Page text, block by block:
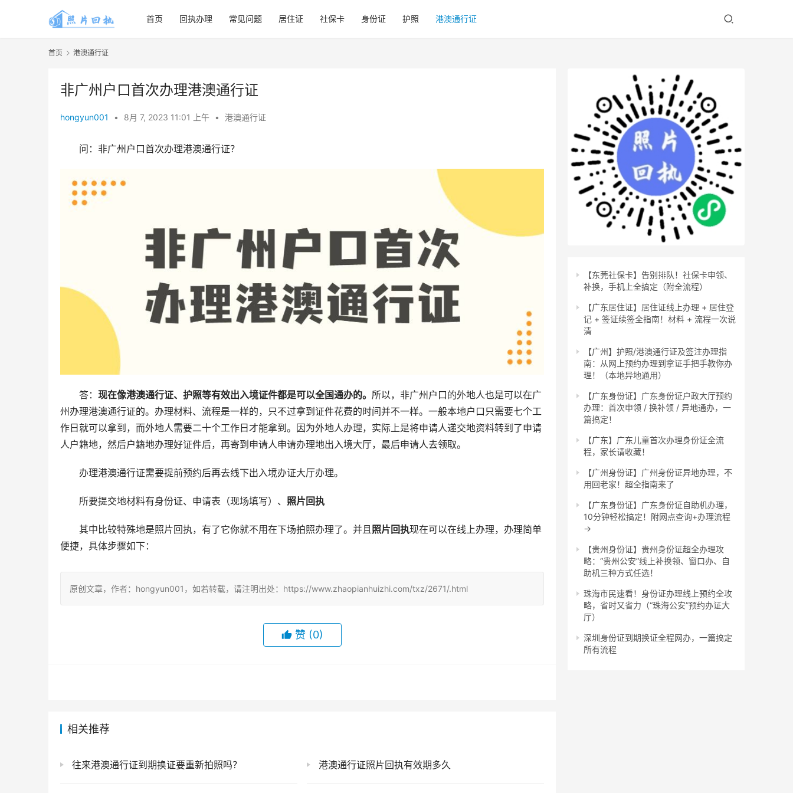
首页 回执办理 常见问题 居住证 社保卡 身份证 护照 港澳通行证
首页 港澳通行证
非广州户口首次办理港澳通行证
hongyun001 • 8月 7, 2023 11:01 上午 • 港澳通行证
问：非广州户口首次办理港澳通行证？
答： 现在像港澳通行证、护照等有效出入境证件都是可以全国通办的。 所以，非广州户口的外地人也是可以在广
州办理港澳通行证的。办理材料、流程是一样的，只不过拿到证件花费的时间并不一样。一般本地户口只需要七个工
作日就可以拿到，而外地人需要二十个工作日才能拿到。因为外地人办理，实际上是将申请人递交地资料转到了申请
人户籍地，然后户籍地办理好证件后，再寄到申请人申请办理地出入境大厅，最后申请人去领取。
办理港澳通行证需要提前预约后再去线下出入境办证大厅办理。
所要提交地材料有身份证、申请表（现场填写）、 照片回执
其中比较特殊地是照片回执，有了它你就不用在下场拍照办理了。并且照片回执现在可以在线上办理，办理简单
便捷，具体步骤如下：
原创文章，作者：hongyun001，如若转载，请注明出处：https://www.zhaopianhuizhi.com/txz/2671/.html
赞 (0)
相关推荐
往来港澳通行证到期换证要重新拍照吗？ 港澳通行证照片回执有效期多久
【东莞社保卡】告别排队！社保卡申领、
补换，手机上全搞定（附全流程）
【广东居住证】居住证线上办理 + 居住登
记 + 签证续签全指南！材料 + 流程一次说
清
【广州】护照/港澳通行证及签注办理指
南：从网上预约办理到拿证手把手教你办
理！（本地异地通用）
【广东身份证】广东身份证户政大厅预约
办理：首次申领 / 换补领 / 异地通办，一
篇搞定！
【广东】广东儿童首次办理身份证全流
程，家长请收藏！
【广州身份证】广州身份证异地办理，不
用回老家！超全指南来了
【广东身份证】广东身份证自助机办理，
10分钟轻松搞定！附网点查询+办理流程
→
【贵州身份证】贵州身份证超全办理攻
略：“贵州公安”线上补换领、窗口办、自
助机三种方式任选！
珠海市民速看！身份证办理线上预约全攻
略，省时又省力（“珠海公安”预约办证大
厅）
深圳身份证到期换证全程网办，一篇搞定
所有流程